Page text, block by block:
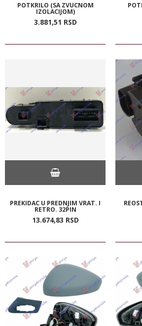
POTKRILO (SA ZVUCNOM
IZOLACIJOM)
3.881,51 RSD
PREKIDAC U PREDNJIM VRAT. I
RETRO. 32PIN
13.674,83 RSD